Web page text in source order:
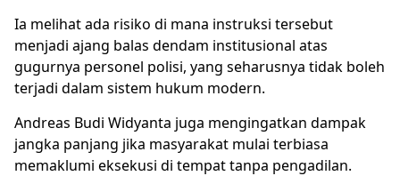
Ia melihat ada risiko di mana instruksi tersebut
menjadi ajang balas dendam institusional atas
gugurnya personel polisi, yang seharusnya tidak boleh
terjadi dalam sistem hukum modern.
Andreas Budi Widyanta juga mengingatkan dampak
jangka panjang jika masyarakat mulai terbiasa
memaklumi eksekusi di tempat tanpa pengadilan.